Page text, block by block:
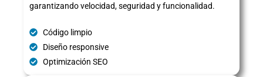
garantizando velocidad, seguridad y funcionalidad.
Código limpio
Diseño responsive
Optimización SEO